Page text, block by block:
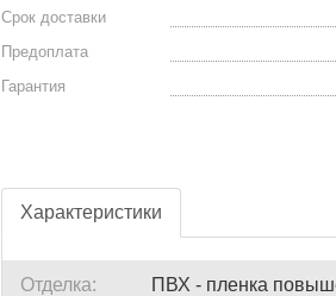
Срок доставки
Предоплата
Гарантия
Характеристики
Отделка: ПВХ - пленка